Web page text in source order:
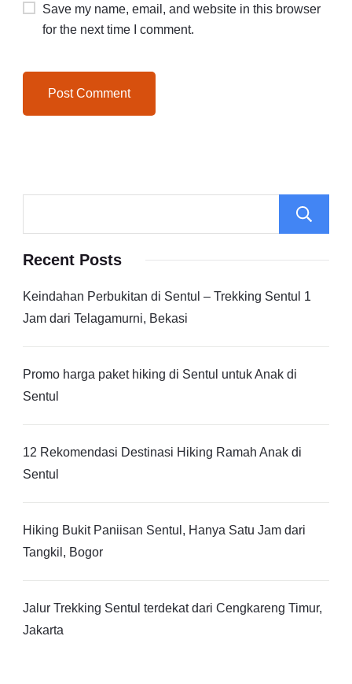
Save my name, email, and website in this browser
for the next time I comment.
Recent Posts
Keindahan Perbukitan di Sentul – Trekking Sentul 1
Jam dari Telagamurni, Bekasi
Promo harga paket hiking di Sentul untuk Anak di
Sentul
12 Rekomendasi Destinasi Hiking Ramah Anak di
Sentul
Hiking Bukit Paniisan Sentul, Hanya Satu Jam dari
Tangkil, Bogor
Jalur Trekking Sentul terdekat dari Cengkareng Timur,
Jakarta